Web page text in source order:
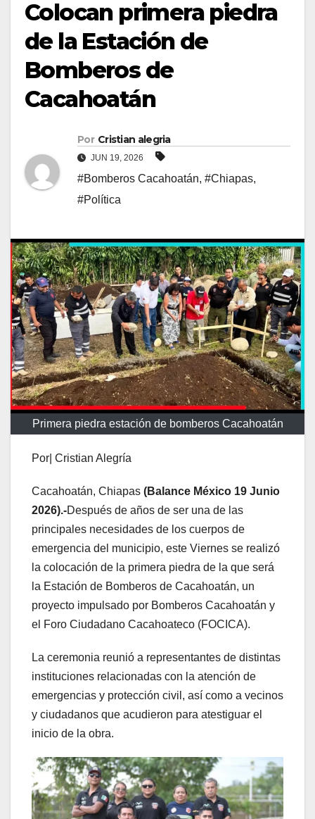
Colocan primera piedra
de la Estación de
Bomberos de
Cacahoatán
Por Cristian alegria
JUN 19, 2026
#Bomberos Cacahoatán, #Chiapas,
#Política
Primera piedra estación de bomberos Cacahoatán
Por| Cristian Alegría
Cacahoatán, Chiapas (Balance México 19 Junio
2026).-Después de años de ser una de las
principales necesidades de los cuerpos de
emergencia del municipio, este Viernes se realizó
la colocación de la primera piedra de la que será
la Estación de Bomberos de Cacahoatán, un
proyecto impulsado por Bomberos Cacahoatán y
el Foro Ciudadano Cacahoateco (FOCICA).
La ceremonia reunió a representantes de distintas
instituciones relacionadas con la atención de
emergencias y protección civil, así como a vecinos
y ciudadanos que acudieron para atestiguar el
inicio de la obra.